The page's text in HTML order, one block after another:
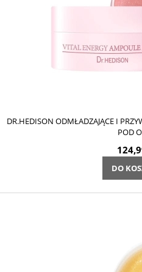
DR.HEDISON ODMŁADZAJĄCE I
POD
DO